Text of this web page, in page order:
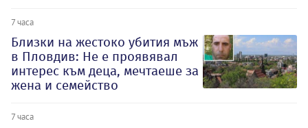
7 часа
Близки на жестоко убития мъж
в Пловдив: Не е проявявал
интерес към деца, мечтаеше за
жена и семейство
7 часа